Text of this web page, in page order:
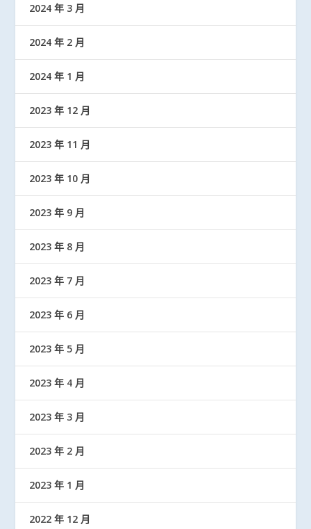
2024 年 3 月
2024 年 2 月
2024 年 1 月
2023 年 12 月
2023 年 11 月
2023 年 10 月
2023 年 9 月
2023 年 8 月
2023 年 7 月
2023 年 6 月
2023 年 5 月
2023 年 4 月
2023 年 3 月
2023 年 2 月
2023 年 1 月
2022 年 12 月